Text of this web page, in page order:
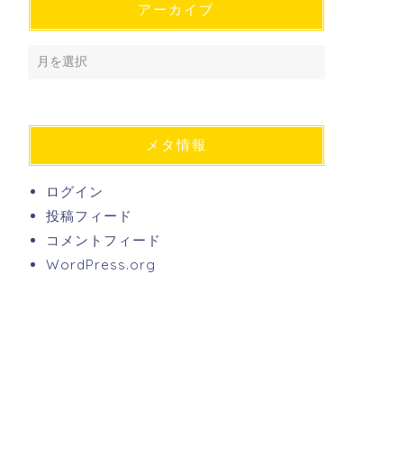
アーカイブ
メタ情報
ログイン
投稿フィード
コメントフィード
WordPress.org